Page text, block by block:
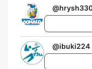
@
@ibuki224